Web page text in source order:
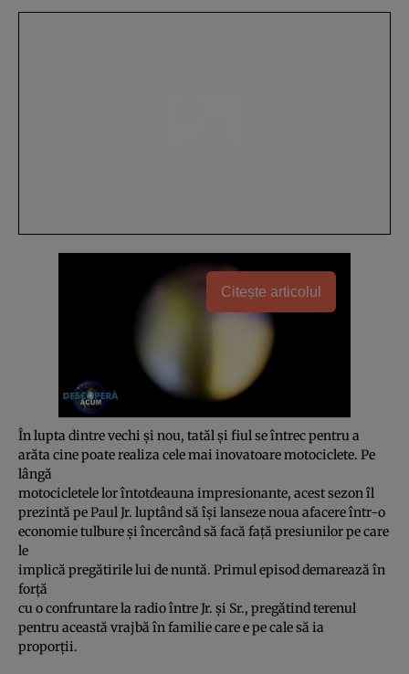
Citește articolul
În lupta dintre vechi şi nou, tatăl şi fiul se întrec pentru a
arăta cine poate realiza cele mai inovatoare motociclete. Pe
lângă
motocicletele lor întotdeauna impresionante, acest sezon îl
prezintă pe Paul Jr. luptând să îşi lanseze noua afacere într-o
economie tulbure şi încercând să facă faţă presiunilor pe care
le
implică pregătirile lui de nuntă. Primul episod demarează în
forţă
cu o confruntare la radio între Jr. şi Sr., pregătind terenul
pentru această vrajbă în familie care e pe cale să ia
proporţii.